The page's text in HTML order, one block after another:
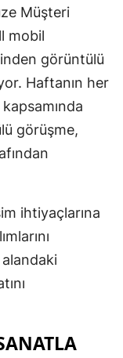
Konya
Manisa
Müşteri
mobil
görüntülü
Haftanın her
görüşme,
ihtiyaçlarına